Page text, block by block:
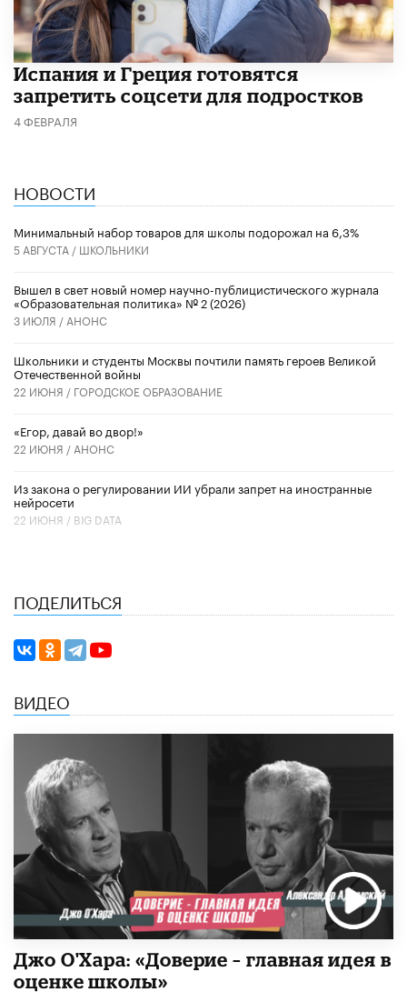
Испания и Греция готовятся
запретить соцсети для подростков
4 ФЕВРАЛЯ
НОВОСТИ
Минимальный набор товаров для школы подорожал на 6,3%
5 АВГУСТА / ШКОЛЬНИКИ
Вышел в свет новый номер научно-публицистического журнала
«Образовательная политика» № 2 (2026)
3 ИЮЛЯ / АНОНС
Школьники и студенты Москвы почтили память героев Великой
Отечественной войны
22 ИЮНЯ / ГОРОДСКОЕ ОБРАЗОВАНИЕ
«Егор, давай во двор!»
22 ИЮНЯ / АНОНС
Из закона о регулировании ИИ убрали запрет на иностранные
нейросети
22 ИЮНЯ / BIG DATA
ПОДЕЛИТЬСЯ
ВИДЕО
Джо О'Хара: «Доверие – главная идея в
оценке школы»